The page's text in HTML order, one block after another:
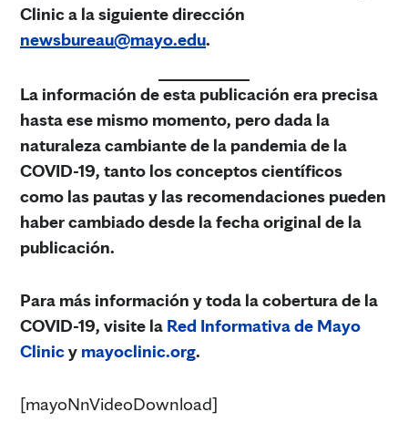
Clinic a la siguiente dirección
newsbureau@mayo.edu.
La información de esta publicación era precisa
hasta ese mismo momento, pero dada la
naturaleza cambiante de la pandemia de la
COVID-19, tanto los conceptos científicos
como las pautas y las recomendaciones pueden
haber cambiado desde la fecha original de la
publicación.
Para más información y toda la cobertura de la
COVID-19, visite la Red Informativa de Mayo
Clinicy mayoclinic.org.
[mayoNnVideoDownload]